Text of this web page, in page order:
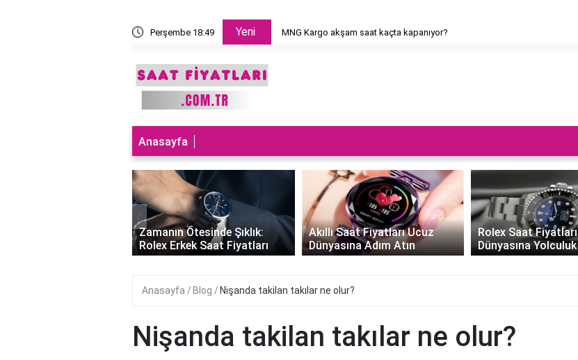
Perşembe 18:49 Yeni MNG Kargo akşam saat kaçta kapanıyor?
Anasayfa
Zamanın Ötesinde Şıklık:
Rolex Erkek Saat Fiyatları
Akıllı Saat Fiyatları Ucuz
Dünyasına Adım Atın
Rolex Saat Fiyatları
Dünyasına Yolculuk
‹
Anasayfa Blog Nişanda takilan takılar ne olur?
Nişanda takilan takılar ne olur?